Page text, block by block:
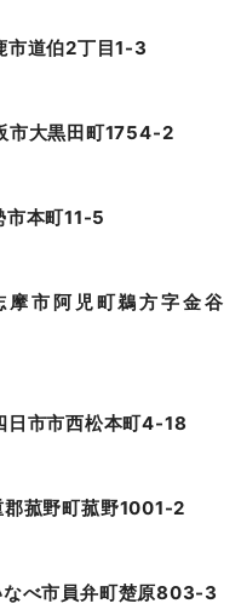
道伯2丁目1-3
市大黒田町1754-2
本町11-5
市阿児町鵜方字金谷
市市西松本町4-18
菰野町菰野1001-2
べ市員弁町楚原803-3